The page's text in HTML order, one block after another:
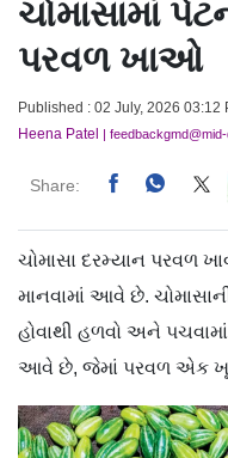
ચોમાસામાં
પરવળ ખાઓ
Published : 02 July, 2026 03:12
Heena Patel
|
Share:
ચોમાસા દરમ્યાન પરવળ
માનવામાં આવે છે.
હોવાથી હળવો અને
આવે છે, જેમાં પરવળ એક